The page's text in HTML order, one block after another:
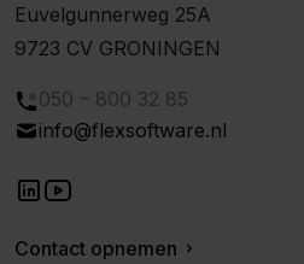
Euvelgunnerweg 25A
9723 CV GRONINGEN
050 – 800 32 85
info@flexsoftware.nl
Contact opnemen